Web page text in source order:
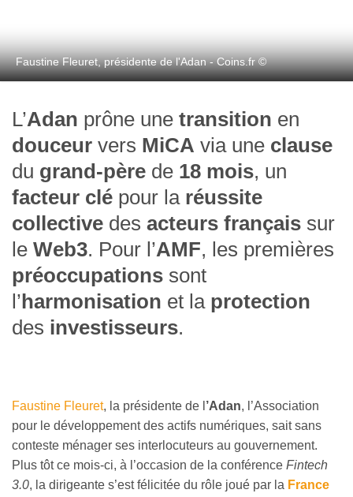
Faustine Fleuret, présidente de l'Adan - Coins.fr ©
L’Adan prône une transition en
douceur vers MiCA via une clause
du grand-père de 18 mois, un
facteur clé pour la réussite
collective des acteurs français sur
le Web3. Pour l’AMF, les premières
préoccupations sont
l’ harmonisation et la protection
des investisseurs.
Faustine Fleuret, la présidente de l ’Adan, l’Association
pour le développement des actifs numériques, sait sans
conteste ménager ses interlocuteurs au gouvernement.
Plus tôt ce mois-ci, à l’occasion de la conférence Fintech
3.0, la dirigeante s’est félicitée du rôle joué par la France